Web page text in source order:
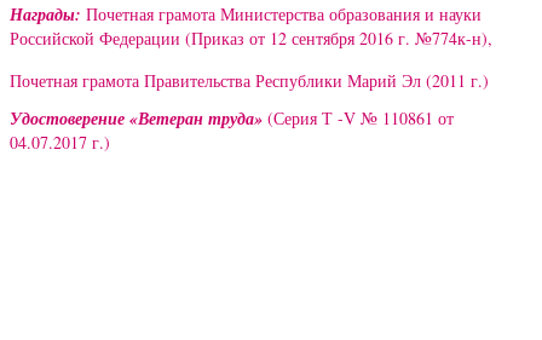
Награды: Почетная грамота Министерства образования и науки
Российской Федерации (Приказ от 12 сентября 2016 г. №774к-н),
Почетная грамота Правительства Республики Марий Эл (2011 г.)
Удостоверение «Ветеран труда» (Серия Т -V № 110861 от
04.07.2017 г.)